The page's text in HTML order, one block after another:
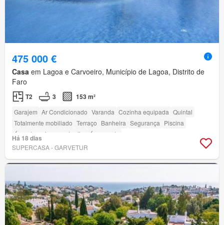
475 000 €
Casa em Lagoa e Carvoeiro, Município de Lagoa, Distrito de
Faro
T2 3 153 m²
Garajem Ar Condicionado Varanda Cozinha equipada Quintal
Totalmente mobiliado Terraço Banheira Segurança Piscina
Área das crianças
Jardim Área verde
Há 18 dias
SUPERCASA - GARVETUR